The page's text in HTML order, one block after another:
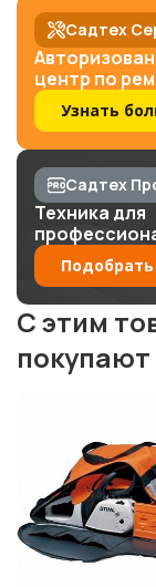
Садтех
центр по
Узнать
Садтех
Техника для
C этим
покупают